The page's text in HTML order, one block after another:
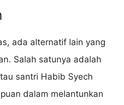
ada alternatif lain yang
Salah satunya adalah
santri Habib Syech
dalam melantunkan